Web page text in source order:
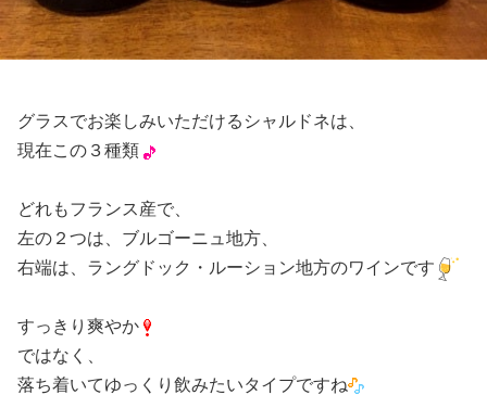
グラスでお楽しみいただけるシャルドネは、
現在この３種類
どれもフランス産で、
左の２つは、ブルゴーニュ地方、
右端は、ラングドック・ルーション地方のワインです
すっきり爽やか
ではなく、
落ち着いてゆっくり飲みたいタイプですね